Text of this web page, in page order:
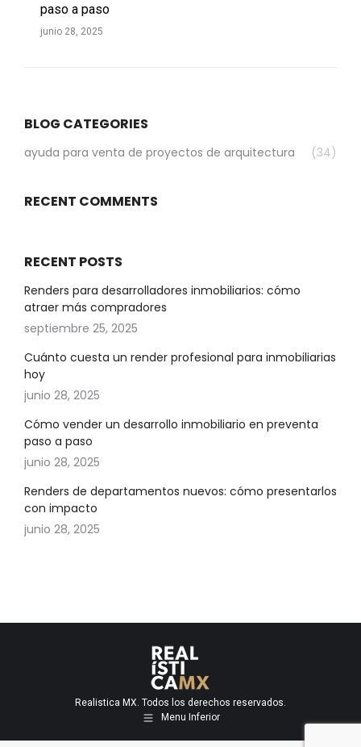
paso a paso
junio 28, 2025
BLOG CATEGORIES
ayuda para venta de proyectos de arquitectura (34)
RECENT COMMENTS
RECENT POSTS
Renders para desarrolladores inmobiliarios: cómo
atraer más compradores
septiembre 25, 2025
Cuánto cuesta un render profesional para inmobiliarias
hoy
junio 28, 2025
Cómo vender un desarrollo inmobiliario en preventa
paso a paso
junio 28, 2025
Renders de departamentos nuevos: cómo presentarlos
con impacto
junio 28, 2025
Realistica MX. Todos los derechos reservados.
Menu Inferior